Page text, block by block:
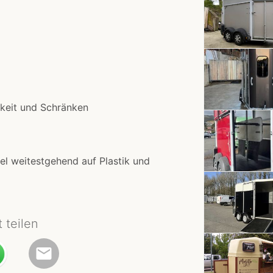
und Schränken
weitestgehend auf Plastik und
teilen
email